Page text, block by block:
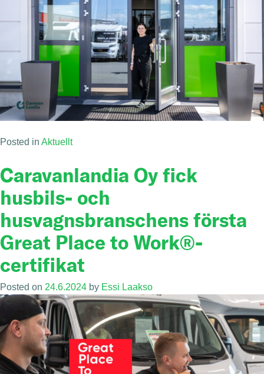
Posted in Aktuellt
Caravanlandia Oy fick
husbils- och
husvagnsbranschens första
Great Place to Work®-
certifikat
Posted on 24.6.2024 by Essi Laakso